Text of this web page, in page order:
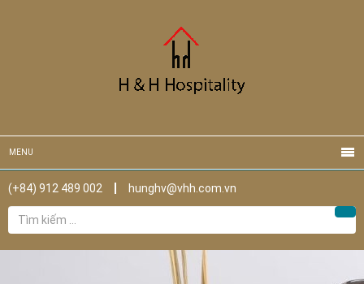
MENU
(+84) 912 489 002
hunghv@vhh.com.vn
Tìm
kiếm
cho: